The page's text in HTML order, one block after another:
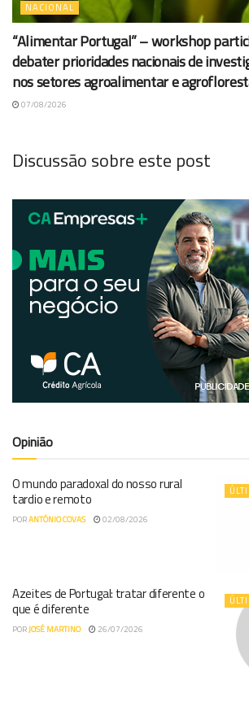
NACIONAL
“Alimentar Portugal” – workshop
debater prioridades nacionais de
nos setores agroalimentar e
07/08/2026
Discussão sobre este post
Opinião
O mundo paradoxal do nosso rural
tardio e remoto
PORANTÓNIO COVAS 02/08/2026
Azeites de Portugal: tratar diferente o
que é diferente
PORJOSÉ MARTINO 26/07/2026